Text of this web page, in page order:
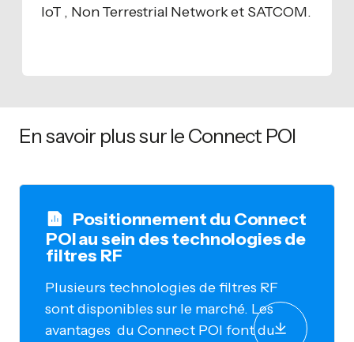
IoT , Non Terrestrial Network et SATCOM.
En savoir plus sur le Connect POI
Positionnement du Connect
POI au sein des technologies de
filtres RF
Plusieurs technologies de filtres RF
sont disponibles sur le marché. Les
avantages du Connect POI font du